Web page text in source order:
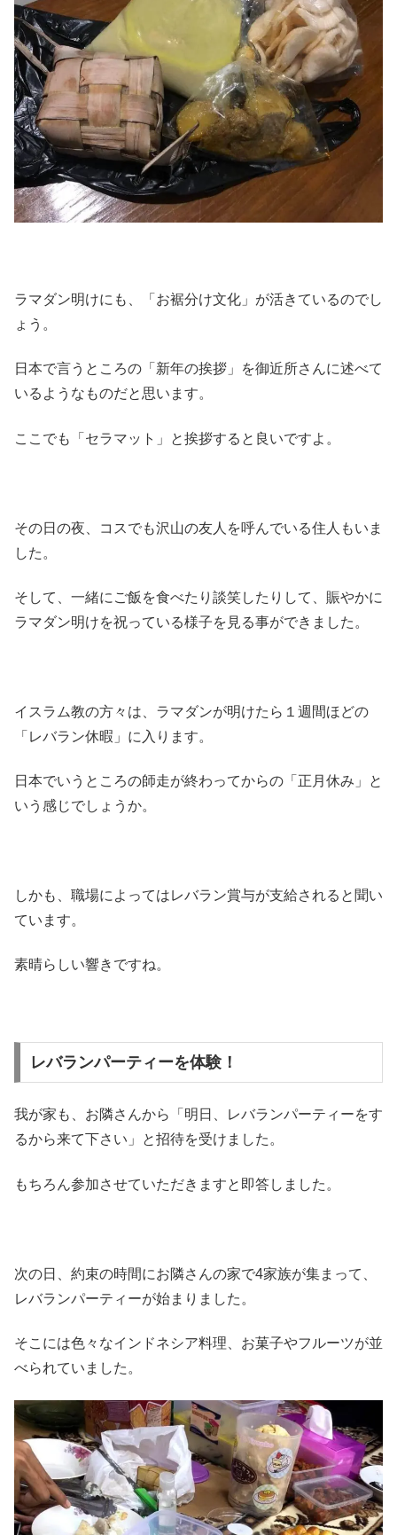
ラマダン明けにも、「お裾分け文化」が活きているのでし
ょう。
日本で言うところの「新年の挨拶」を御近所さんに述べて
いるようなものだと思います。
ここでも「セラマット」と挨拶すると良いですよ。
その日の夜、コスでも沢山の友人を呼んでいる住人もいま
した。
そして、一緒にご飯を食べたり談笑したりして、賑やかに
ラマダン明けを祝っている様子を見る事ができました。
イスラム教の方々は、ラマダンが明けたら１週間ほどの
「レバラン休暇」に入ります。
日本でいうところの師走が終わってからの「正月休み」と
いう感じでしょうか。
しかも、職場によってはレバラン賞与が支給されると聞い
ています。
素晴らしい響きですね。
レバランパーティーを体験！
我が家も、お隣さんから「明日、レバランパーティーをす
るから来て下さい」と招待を受けました。
もちろん参加させていただきますと即答しました。
次の日、約束の時間にお隣さんの家で4家族が集まって、
レバランパーティーが始まりました。
そこには色々なインドネシア料理、お菓子やフルーツが並
べられていました。